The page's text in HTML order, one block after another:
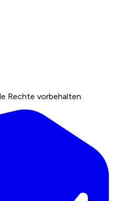
Rechte vorbehalten.